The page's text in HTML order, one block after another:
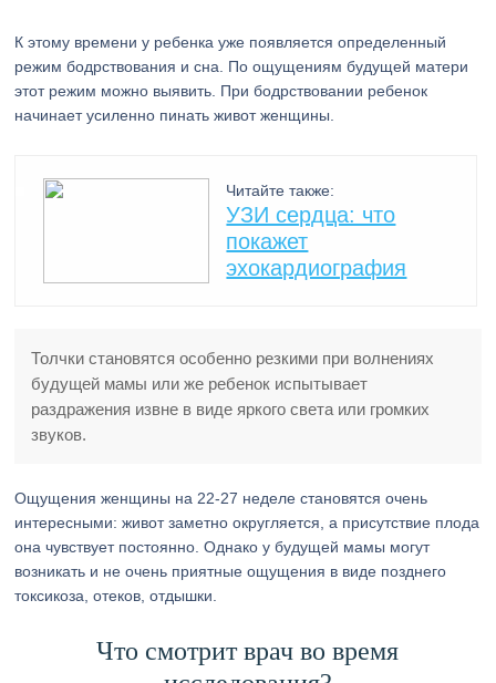
К этому времени у ребенка уже появляется определенный
режим бодрствования и сна. По ощущениям будущей матери
этот режим можно выявить. При бодрствовании ребенок
начинает усиленно пинать живот женщины.
Читайте также:
УЗИ сердца: что
покажет
эхокардиография
Толчки становятся особенно резкими при волнениях
будущей мамы или же ребенок испытывает
раздражения извне в виде яркого света или громких
звуков.
Ощущения женщины на 22-27 неделе становятся очень
интересными: живот заметно округляется, а присутствие плода
она чувствует постоянно. Однако у будущей мамы могут
возникать и не очень приятные ощущения в виде позднего
токсикоза, отеков, отдышки.
Что смотрит врач во время